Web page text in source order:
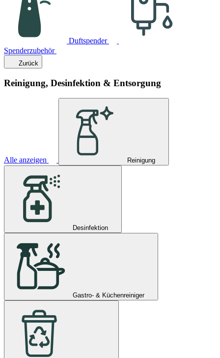
Duftspender
Spenderzubehör
Zurück
Reinigung, Desinfektion & Entsorgung
Alle anzeigen Reinigung
Desinfektion
Gastro- & Küchenreiniger